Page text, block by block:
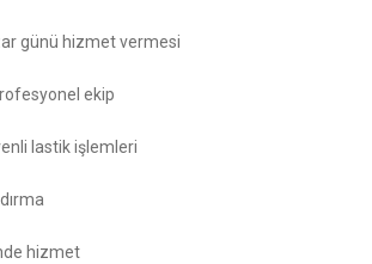
günü hizmet vermesi
ekip
lastik işlemleri
hizmet